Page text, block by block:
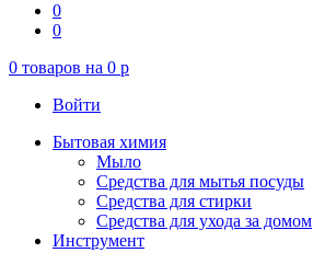
0
0
0 товаров на 0 p
Войти
Бытовая химия
Мыло
Средства для мытья посуды
Средства для стирки
Средства для ухода за домом
Инструмент